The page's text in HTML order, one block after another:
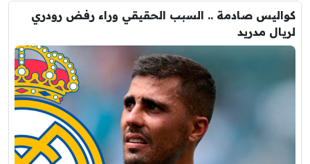
كواليس صادمة .. السبب الحقيقي وراء رفض رودري
لريال مدريد